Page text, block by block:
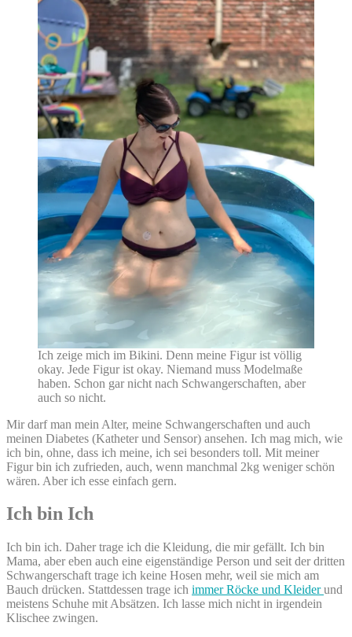
Ich zeige mich im Bikini. Denn meine Figur ist völlig
okay. Jede Figur ist okay. Niemand muss Modelmaße
haben. Schon gar nicht nach Schwangerschaften, aber
auch so nicht.
Mir darf man mein Alter, meine Schwangerschaften und auch
meinen Diabetes (Katheter und Sensor) ansehen. Ich mag mich, wie
ich bin, ohne, dass ich meine, ich sei besonders toll. Mit meiner
Figur bin ich zufrieden, auch, wenn manchmal 2kg weniger schön
wären. Aber ich esse einfach gern.
Ich bin Ich
Ich bin ich. Daher trage ich die Kleidung, die mir gefällt. Ich bin
Mama, aber eben auch eine eigenständige Person und seit der dritten
Schwangerschaft trage ich keine Hosen mehr, weil sie mich am
Bauch drücken. Stattdessen trage ich immer Röcke und Kleiderund
meistens Schuhe mit Absätzen. Ich lasse mich nicht in irgendein
Klischee zwingen.